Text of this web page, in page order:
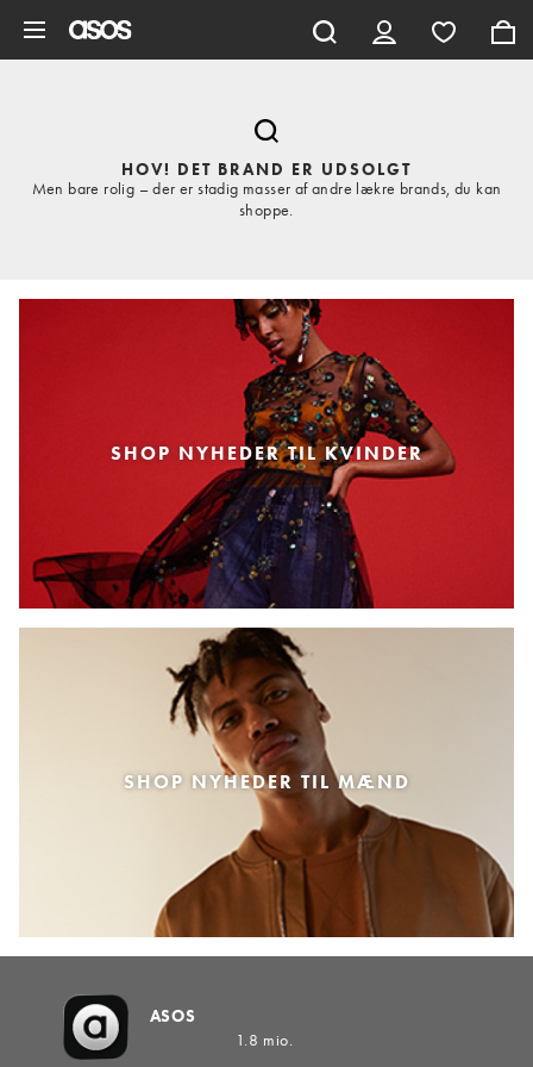
HOV! DET BRAND ER UDSOLGT
Men bare rolig – der er stadig masser af andre lækre brands, du kan
shoppe.
SHOP NYHEDER TIL KVINDER
SHOP NYHEDER TIL MÆND
ASOS
1.8 mio.